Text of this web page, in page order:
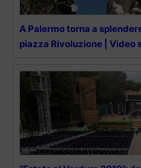
A Palermo torna a
piazza Rivoluzione | Video